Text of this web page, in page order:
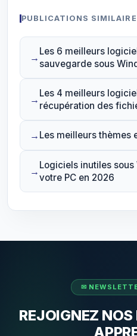
PUBLICATIONS
Les 6 meilleurs
sauvegarde sous
Les 4 meilleurs
récupération des
Les meilleurs thèmes
Logiciels inutiles sous
votre PC en 2026
REJOIGNEZ